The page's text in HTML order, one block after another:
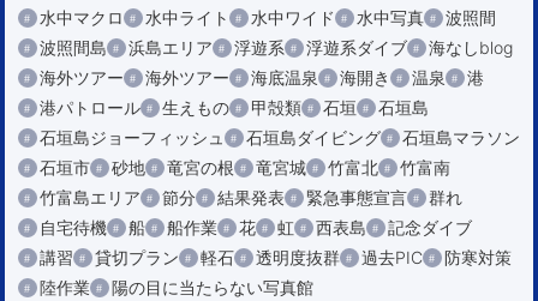
水中マクロ
水中ライト 水中ワイド 水中写真
波照間
波照間島
浜島エリア 浮遊系 浮遊系ダイブ
海なしblog
海外ツアー
海外ツアー 海底温泉 海開き 温泉
港
港パトロール
生えもの 甲殻類 石垣
石垣島
石垣島ジョーフィッシュ
石垣島ダイビング
石垣島マラソン
石垣市
砂地 竜宮の根 竜宮城 竹富北
竹富南
竹富島エリア
節分 結果発表 緊急事態宣言
群れ
自宅待機
船 船作業 花 虹 西表島
記念ダイブ
講習
貸切プラン 軽石 透明度抜群 過去PIC
防寒対策
陸作業
陽の目に当たらない写真館